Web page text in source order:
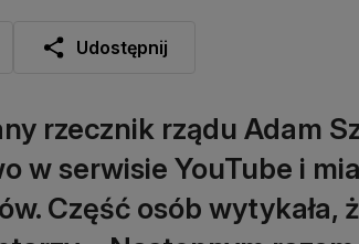
Udostępnij
rzecznik rządu Adam
w serwisie YouTube i
Część osób wytykała,